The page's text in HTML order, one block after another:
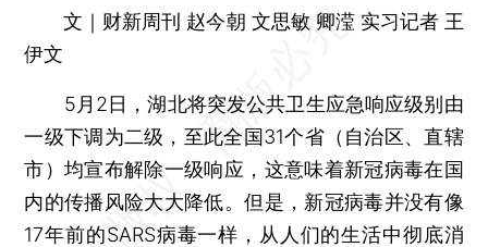
文｜财新周刊 赵今朝 文思敏 卿滢 实习记者 王
伊文
5月2日，湖北将突发公共卫生应急响应级别由
一级下调为二级，至此全国31个省（自治区、直辖
市）均宣布解除一级响应，这意味着新冠病毒在国
内的传播风险大大降低。但是，新冠病毒并没有像
17年前的SARS病毒一样，从人们的生活中彻底消